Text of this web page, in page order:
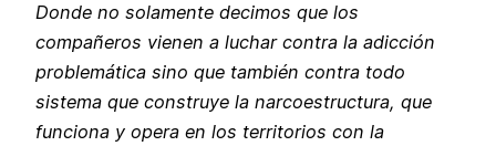
Donde no solamente decimos que los
compañeros vienen a luchar contra la adicción
problemática sino que también contra todo
sistema que construye la narcoestructura, que
funciona y opera en los territorios con la